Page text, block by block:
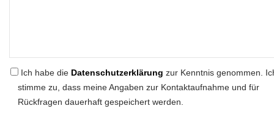
Ich habe die Datenschutzerklärung zur Kenntnis genommen.
stimme zu, dass meine Angaben zur Kontaktaufnahme und für
Rückfragen dauerhaft gespeichert werden.